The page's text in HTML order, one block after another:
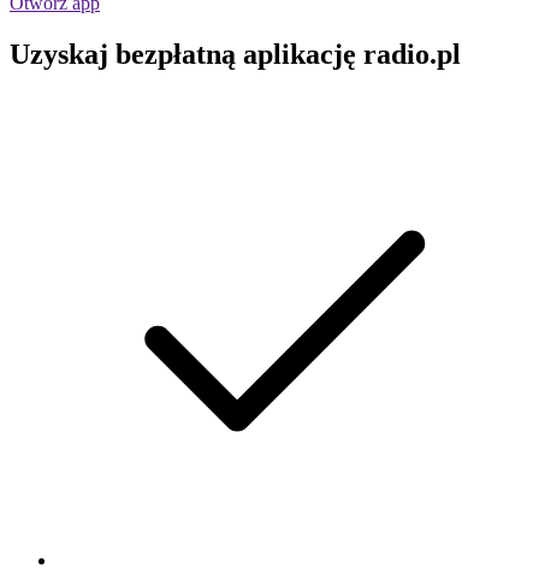
Uzyskaj bezpłatną aplikację radio.pl